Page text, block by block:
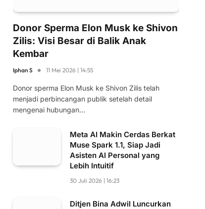
Donor Sperma Elon Musk ke Shivon
Zilis: Visi Besar di Balik Anak
Kembar
Iphan S 11 Mei 2026 | 14:55
Donor sperma Elon Musk ke Shivon Zilis telah
menjadi perbincangan publik setelah detail
mengenai hubungan…
Meta AI Makin Cerdas Berkat
Muse Spark 1.1, Siap Jadi
Asisten AI Personal yang
Lebih Intuitif
30 Juli 2026 | 16:23
Ditjen Bina Adwil Luncurkan